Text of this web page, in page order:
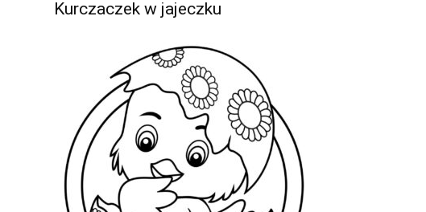
Kurczaczek w jajeczku